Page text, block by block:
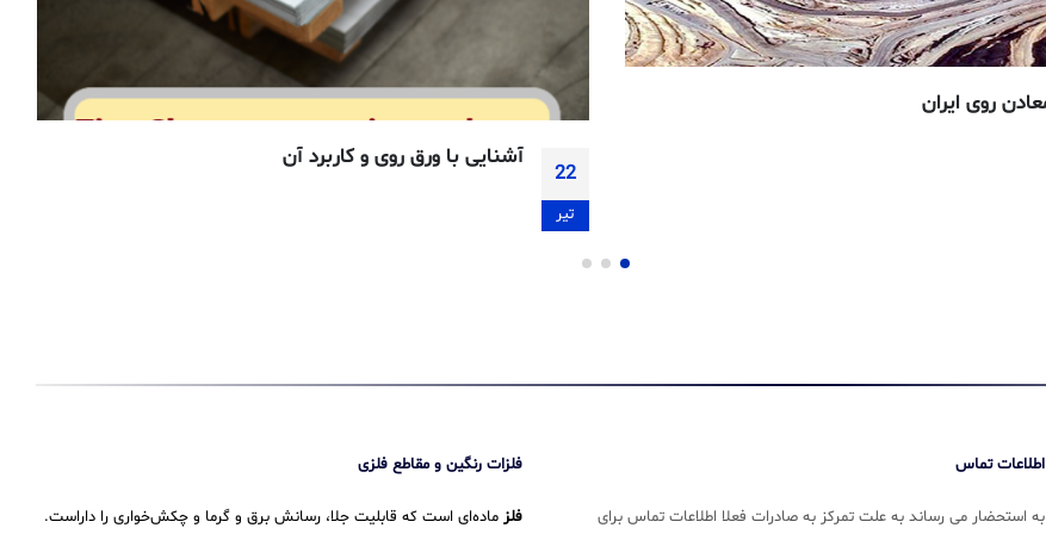
27
اردیبهشت
آشنایی با مشخصات فلز روی ( Zinc ) و کاربرد آن در صنعت
اطلاعات تماس
به استحضار می رساند به علت تمرکز به صادرات فعلا اطلاعات تماس برای
فلزات رنگین و مقاطع فلزی
فلز ماده‌ای است که قابلیت جلا، رسانش برق و گرما و چکش‌خواری را داراست.